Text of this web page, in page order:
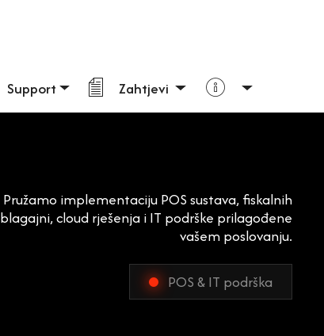
Support Zahtjevi
Pružamo implementaciju POS sustava, fiskalnih
blagajni, cloud rješenja i IT podrške prilagođene
vašem poslovanju.
POS & IT podrška